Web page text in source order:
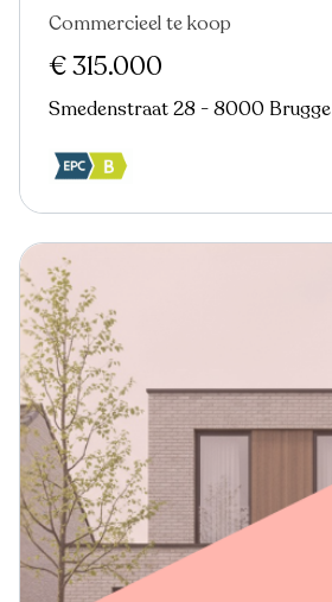
Nieuw
Commercieel te koop
€ 315.000
Smedenstraat 28 - 8000 Brugge